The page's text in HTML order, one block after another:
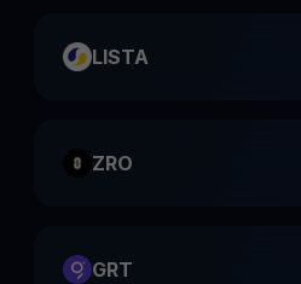
LISTA
ZRO
GRT